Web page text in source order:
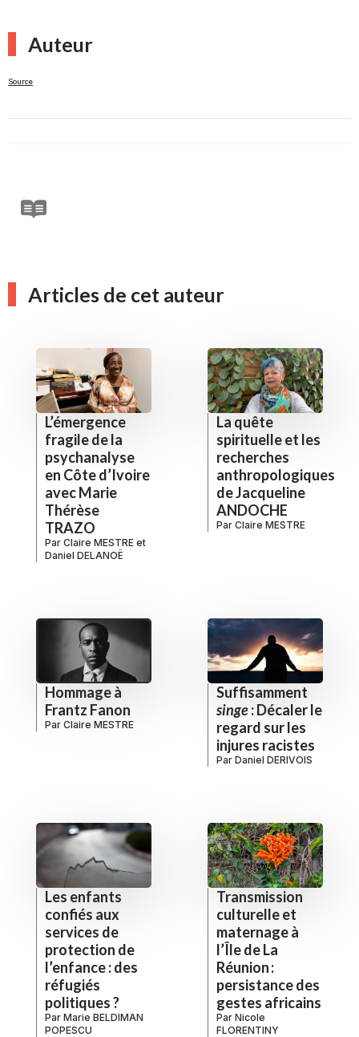
Auteur
Source
Articles de cet auteur
L’émergence
fragile de la
psychanalyse
en Côte d’Ivoire
avec Marie
Thérèse
TRAZO
Par Claire MESTRE et
Daniel DELANOË
La quête
spirituelle et les
recherches
anthropologiques
de Jacqueline
ANDOCHE
Par Claire MESTRE
Hommage à
Frantz Fanon
Par Claire MESTRE
Suffisamment
singe: Décaler le
regard sur les
injures racistes
Par Daniel DERIVOIS
Les enfants
confiés aux
services de
protection de
l’enfance : des
réfugiés
politiques ?
Par Marie BELDIMAN
POPESCU
Transmission
culturelle et
maternage à
l’Île de La
Réunion :
persistance des
gestes africains
Par Nicole
FLORENTINY